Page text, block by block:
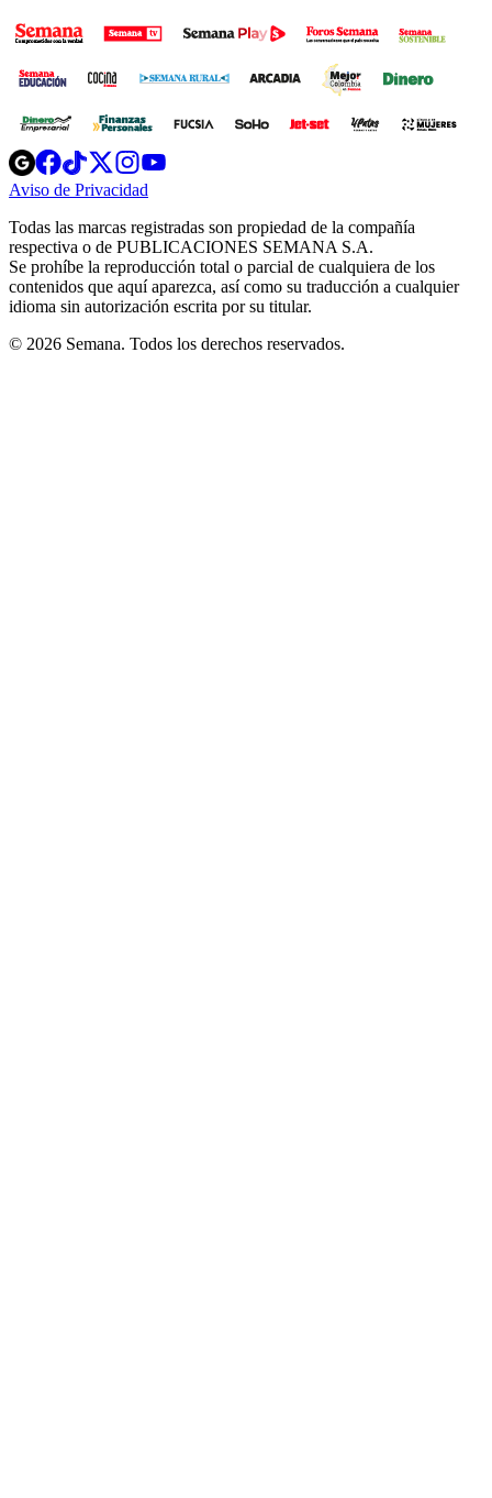
Opens
in
new
Opens
in
new
Opens
in
new
window
Opens
new
windowwindow
Aviso de Privacidad
new
window
Todas las marcas registradas son propiedad de la compañía
respectiva o de PUBLICACIONES SEMANA S.A.
Se prohíbe la reproducción total o parcial de cualquiera de los
contenidos que aquí aparezca, así como su traducción a cualquier
idioma sin autorización escrita por su titular.
© 2026 Semana. Todos los derechos reservados.